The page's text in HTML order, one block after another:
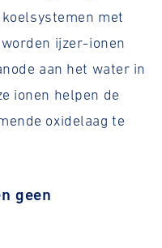
met
ijzer-ionen
aan het water in
ionen helpen de
oxidelaag te
geen